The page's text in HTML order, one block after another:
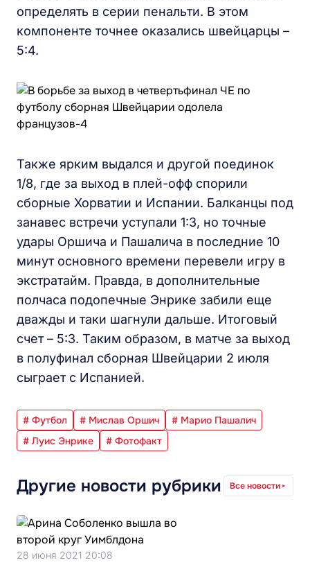
определять в серии пенальти. В этом
компоненте точнее оказались швейцарцы –
5:4.
Также ярким выдался и другой поединок
1/8, где за выход в плей-офф спорили
сборные Хорватии и Испании. Балканцы под
занавес встречи уступали 1:3, но точные
удары Оршича и Пашалича в последние 10
минут основного времени перевели игру в
экстратайм. Правда, в дополнительные
полчаса подопечные Энрике забили еще
дважды и таки шагнули дальше. Итоговый
счет – 5:3. Таким образом, в матче за выход
в полуфинал сборная Швейцарии 2 июля
сыграет с Испанией.
# Футбол # Мислав Оршич
# Марио Пашалич
# Луис Энрике
# Фотофакт
Другие новости рубрики Все новости
28 июня 2021 20:08